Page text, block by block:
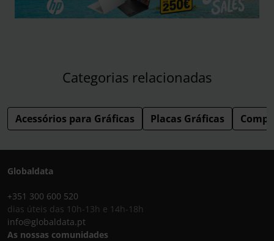
Categorias relacionadas
Acessórios para Gráficas Placas Gráficas
Globaldata
+351 300 600 520
dias úteis das 10h-13h e 14h-18h
info@globaldata.pt
As nossas comunidades